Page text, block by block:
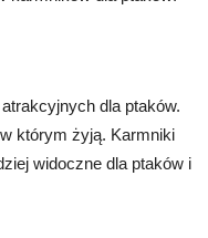
dla ptaków.
którym żyją. Karmniki
widoczne dla ptaków i